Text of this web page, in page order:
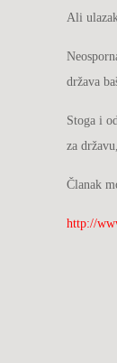
Ali
država
Stoga i
za
Članak
http://